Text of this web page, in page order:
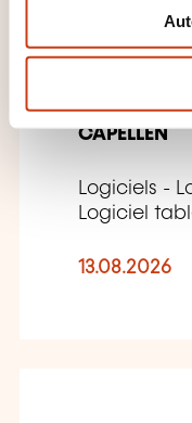
n
Excel
CAPELLEN
Logiciels -
Logiciel
13.08.2026